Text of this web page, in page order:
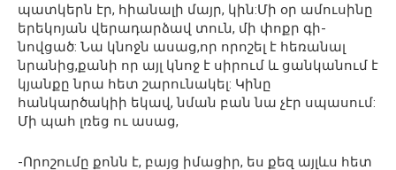
պատկերն էր, հիանալի մայր, կին:Մի օր ամուսինը
երեկոյան վերադարձավ տուն, մի փոքր գի-
նովցած: Նա կնոջն ասաց,որ որոշել է հեռանալ
նրանից,քանի որ այլ կնոջ է սիրում և ցանկանում է
կյանքը նրա հետ շարունակել: Կինը
հանկարծակիի եկավ, նման բան նա չէր սպասում:
Մի պահ լռեց ու ասաց,
-Որոշումը քոնն է, բայց իմացիր, ես քեզ այլևս հետ